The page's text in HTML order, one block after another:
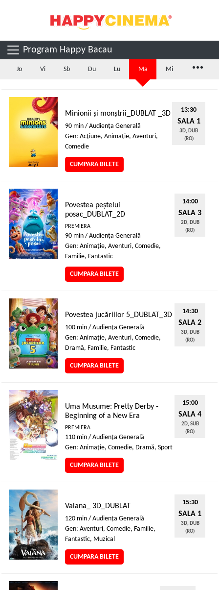
Program Happy Bacau
Jo Vi Sb Du Lu Ma Mi ...
Minionii și monștrii_DUBLAT _3D
90 min / Audienţa Generală
Gen: Acţiune, Animaţie, Aventuri,
Comedie
CUMPARA BILETE
13:30
SALA 1
3D, DUB
(RO)
Povestea peștelui
posac_DUBLAT_2D
PREMIERA
90 min / Audienţa Generală
Gen: Animaţie, Aventuri, Comedie,
Familie, Fantastic
CUMPARA BILETE
14:00
SALA 3
2D, DUB
(RO)
Povestea jucăriilor 5_DUBLAT_3D
100 min / Audienţa Generală
Gen: Animaţie, Aventuri, Comedie,
Dramă, Familie, Fantastic
CUMPARA BILETE
14:30
SALA 2
3D, DUB
(RO)
Uma Musume: Pretty Derby -
Beginning of a New Era
PREMIERA
110 min / Audienţa Generală
Gen: Animaţie, Comedie, Dramă, Sport
CUMPARA BILETE
15:00
SALA 4
2D, SUB
(RO)
Vaiana_ 3D_DUBLAT
120 min / Audienţa Generală
Gen: Aventuri, Comedie, Familie,
Fantastic, Muzical
CUMPARA BILETE
15:30
SALA 1
3D, DUB
(RO)